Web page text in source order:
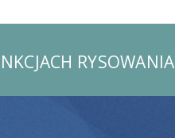
RYSOWANIA